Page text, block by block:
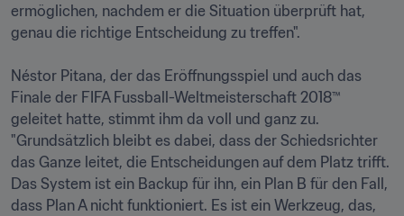
ermöglichen, nachdem er die Situation überprüft hat,
genau die richtige Entscheidung zu treffen".
Néstor Pitana, der das Eröffnungsspiel und auch das
Finale der FIFA Fussball-Weltmeisterschaft 2018™
geleitet hatte, stimmt ihm da voll und ganz zu.
"Grundsätzlich bleibt es dabei, dass der Schiedsrichter
das Ganze leitet, die Entscheidungen auf dem Platz trifft.
Das System ist ein Backup für ihn, ein Plan B für den Fall,
dass Plan A nicht funktioniert. Es ist ein Werkzeug, das,